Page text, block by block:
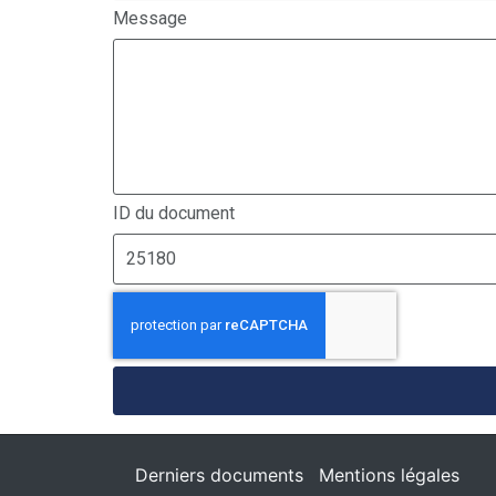
Message
ID du document
Derniers documents Mentions légales